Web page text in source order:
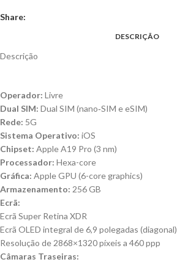
Share:
DESCRIÇÃO
Descrição
Operador: Livre
Dual SIM: Dual SIM (nano‑SIM e eSIM)
Rede: 5G
Sistema Operativo: iOS
Chipset: Apple A19 Pro (3 nm)
Processador: Hexa-core
Gráfica: Apple GPU (6-core graphics)
Armazenamento: 256 GB
Ecrã:
Ecrã Super Retina XDR
Ecrã OLED integral de 6,9 polegadas (diagonal)
Resolução de 2868×1320 píxeis a 460 ppp
Câmaras Traseiras: